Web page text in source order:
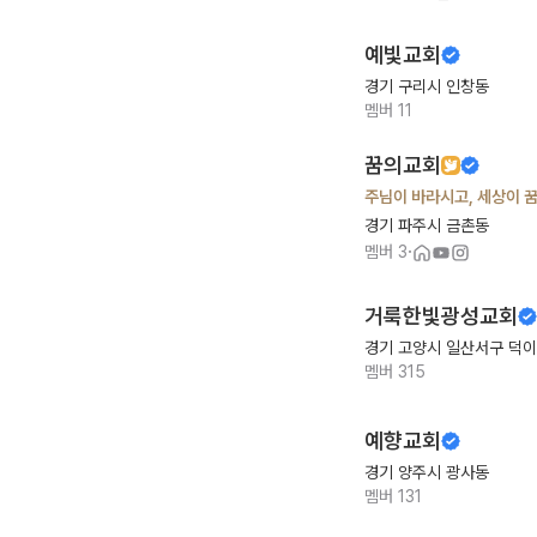
예빛교회
경기 구리시 인창동
멤버 11
꿈의교회
주님이 바라시고, 세상이
경기 파주시 금촌동
멤버 3·
거룩한빛광성교회
경기 고양시 일산서구 덕
멤버 315
예향교회
경기 양주시 광사동
멤버 131